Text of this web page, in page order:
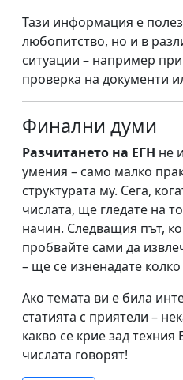
Тази информация е
любопитство, но и в
ситуации – например
проверка на документи
Финални думи
Разчитането на ЕГН не
умения – само малко
структурата му. Сега,
числата, ще гледате на
начин. Следващия път,
пробвайте сами да
– ще се изненадате
Ако темата ви е била
статията с приятели –
какво се крие зад
числата говорят!